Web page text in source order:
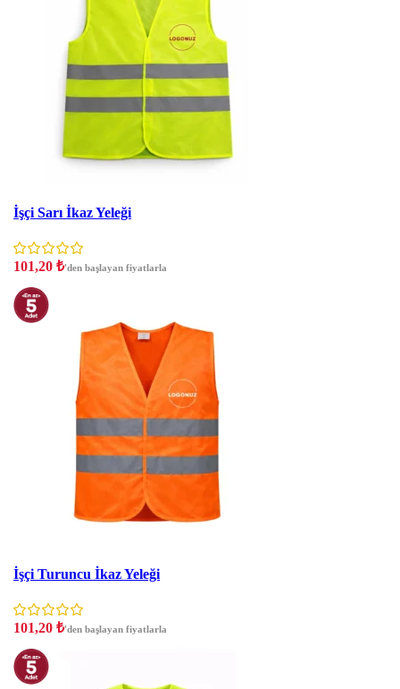
İşçi Sarı İkaz Yeleği
101,20 ₺'den başlayan fiyatlarla
İşçi Turuncu İkaz Yeleği
101,20 ₺'den başlayan fiyatlarla